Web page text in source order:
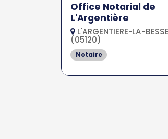
Office Notarial de
L'Argentière
L'ARGENTIERE-LA-
(05120)
Notaire